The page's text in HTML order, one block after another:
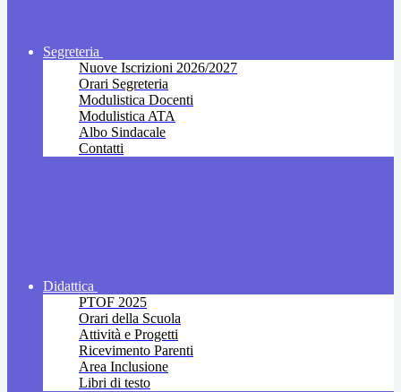
Segreteria
Nuove Iscrizioni 2026/2027
Orari Segreteria
Modulistica Docenti
Modulistica ATA
Albo Sindacale
Contatti
Didattica
PTOF 2025
Orari della Scuola
Attività e Progetti
Ricevimento Parenti
Area Inclusione
Libri di testo